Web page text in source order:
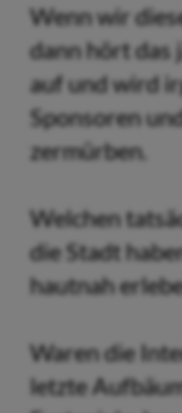
Wenn wir
dann hört das
auf und wird
Sponsoren
zermürben.
Welchen
die Stadt
hautnah
Waren die
letzte